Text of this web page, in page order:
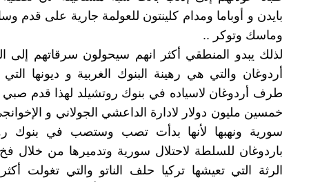
بايدن و أوباما ومدام كلينتون للعولمة جارية على
وماسك وتوكر ..
لذلك يبدو المنطقي أكثر انهم سيحولون سرقاتهم إلى
أردوغان والتي هي رهينة البنوك الغربية و ديونها
طرف أردوغان لاسياده في بنوك روتشيلد لهذا قدم
خمسين مليون دولار لادارة الداعشي الجولاني و
سورية ونهبها لأنها بدأت تصب وستصب في بنوك
باردوغان للسلطة لاحتلال سورية وتدميرها من خلال فخ
الرثة التي تعيشها تركيا حلف الناتو والتي تغولت